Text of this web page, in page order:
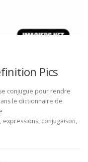
Pics
conjugue pour rendre
le dictionnaire de
conjugaison,